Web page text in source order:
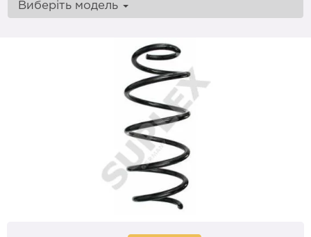
Виберіть модель